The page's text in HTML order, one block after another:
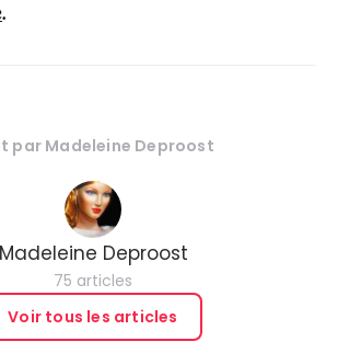
.
parMadeleine Deproost
Madeleine Deproost
75 articles
Voir tous les articles